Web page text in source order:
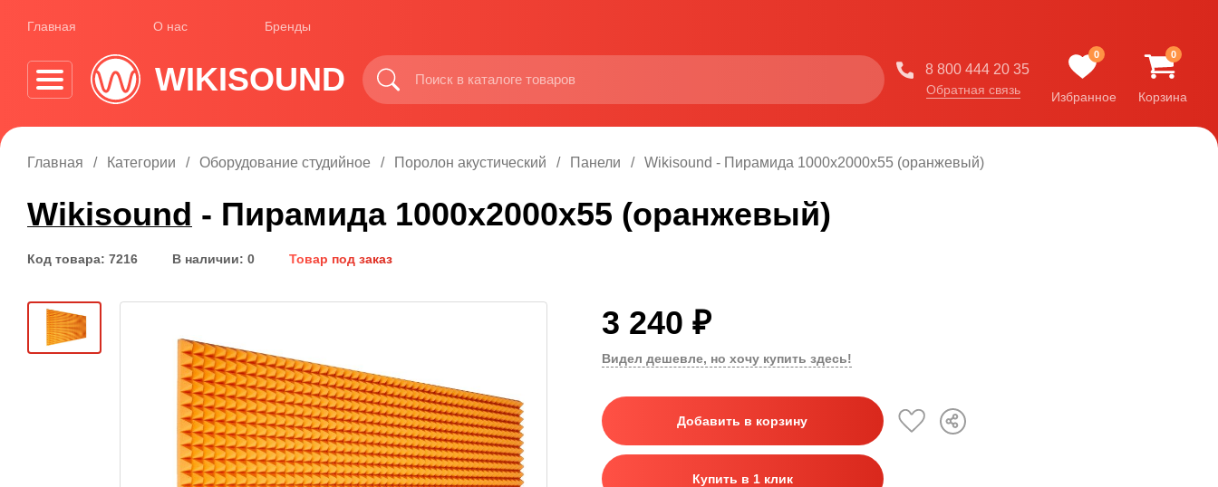
Главная О нас Бренды
WIKISOUND 8 800 444 20 35
Обратная связь
0
Избранное
0
Корзина
Главная Категории Оборудование студийное Поролон акустический Панели Wikisound - Пирамида 1000x2000x55 (оранжевый)
Wikisound - Пирамида 1000x2000x55 (оранжевый)
Код товара: 7216 В наличии: 0 Товар под заказ
3 240 ₽
Видел дешевле, но хочу купить здесь!
Добавить в корзину
Купить в 1 клик